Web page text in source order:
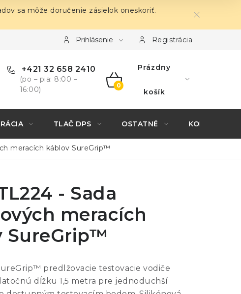
sa môže doručenie zásielok oneskoriť.
Prihlásenie Registrácia
+421 32 658 2410
(po – pia: 8:00 –
16:00)
NÁKUPNÝ
Prázdny
košík
TLAČ DPS OSTATNÉ KONTAKTY
meracích káblov SureGrip™
- Sada
meracích
SureGrip™
predlžovacie testovacie vodiče
dĺžku 1,5 metra pre jednoduchší